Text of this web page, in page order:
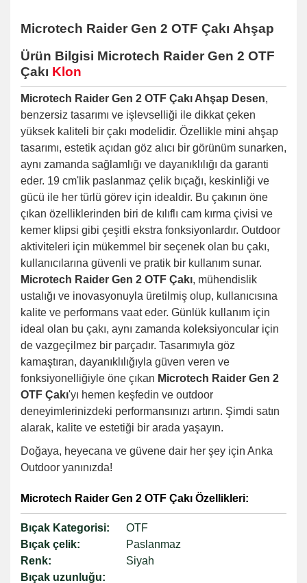
Microtech Raider Gen 2 OTF Çakı Ahşap
Ürün Bilgisi Microtech Raider Gen 2 OTF
Çakı Klon
Microtech Raider Gen 2 OTF Çakı Ahşap Desen,
benzersiz tasarımı ve işlevselliği ile dikkat çeken
yüksek kaliteli bir çakı modelidir. Özellikle mini ahşap
tasarımı, estetik açıdan göz alıcı bir görünüm sunarken,
aynı zamanda sağlamlığı ve dayanıklılığı da garanti
eder. 19 cm'lik paslanmaz çelik bıçağı, keskinliği ve
gücü ile her türlü görev için idealdir. Bu çakının öne
çıkan özelliklerinden biri de kılıflı cam kırma çivisi ve
kemer klipsi gibi çeşitli ekstra fonksiyonlardır. Outdoor
aktiviteleri için mükemmel bir seçenek olan bu çakı,
kullanıcılarına güvenli ve pratik bir kullanım sunar.
Microtech Raider Gen 2 OTF Çakı, mühendislik
ustalığı ve inovasyonuyla üretilmiş olup, kullanıcısına
kalite ve performans vaat eder. Günlük kullanım için
ideal olan bu çakı, aynı zamanda koleksiyoncular için
de vazgeçilmez bir parçadır. Tasarımıyla göz
kamaştıran, dayanıklılığıyla güven veren ve
fonksiyonelliğiyle öne çıkan Microtech Raider Gen 2
OTF Çakı'yı hemen keşfedin ve outdoor
deneyimlerinizdeki performansınızı artırın. Şimdi satın
alarak, kalite ve estetiği bir arada yaşayın.
Doğaya, heyecana ve güvene dair her şey için Anka
Outdoor yanınızda!
Microtech Raider Gen 2 OTF Çakı Özellikleri:
Bıçak Kategorisi:
OTF
Bıçak çelik:
Paslanmaz
Renk:
Siyah
Bıçak uzunluğu: